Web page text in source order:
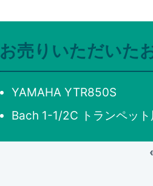
お売りいただいた
YAMAHA YTR850S
Bach 1-1/2C トランペッ